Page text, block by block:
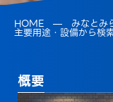
HOME みなとみ
主要用途・設備から検
概要